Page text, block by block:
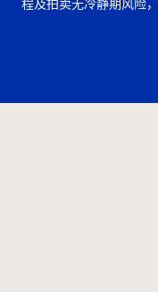
程及拍卖无冷静期风险